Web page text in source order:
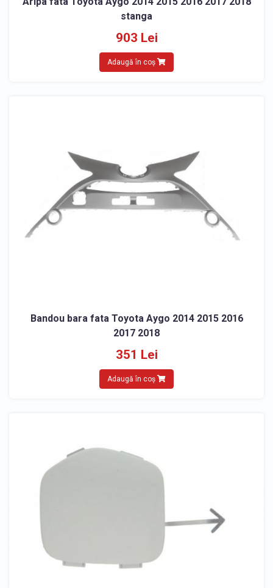
stanga
903 Lei
Adaugă în coș
Bandou bara fata Toyota Aygo 2014 2015 2016
2017 2018
351 Lei
Adaugă în coș